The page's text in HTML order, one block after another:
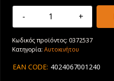
215/65R16
Speed
Life
ποσότητα
Κωδικός προϊόντος:0372537
Κατηγορία: Αυτοκινήτου
EAN CODE: 4024067001240